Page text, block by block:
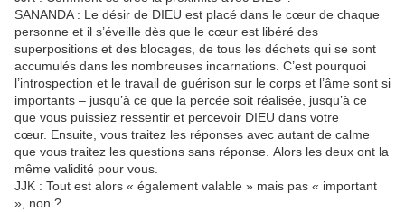
SANANDA : Le désir de DIEU est placé dans le cœur de chaque
personne et il s’éveille dès que le cœur est libéré des
superpositions et des blocages, de tous les déchets qui se sont
accumulés dans les nombreuses incarnations. C’est pourquoi
l’introspection et le travail de guérison sur le corps et l’âme sont si
importants – jusqu’à ce que la percée soit réalisée, jusqu’à ce
que vous puissiez ressentir et percevoir DIEU dans votre
cœur. Ensuite, vous traitez les réponses avec autant de calme
que vous traitez les questions sans réponse. Alors les deux ont la
même validité pour vous.
JJK : Tout est alors « également valable » mais pas « important
», non ?